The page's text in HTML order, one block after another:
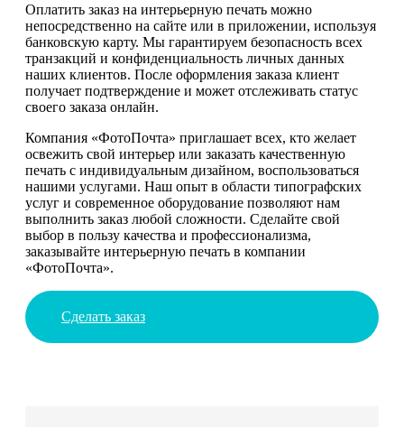
Оплатить заказ на интерьерную печать можно
непосредственно на сайте или в приложении, используя
банковскую карту. Мы гарантируем безопасность всех
транзакций и конфиденциальность личных данных
наших клиентов. После оформления заказа клиент
получает подтверждение и может отслеживать статус
своего заказа онлайн.
Компания «ФотоПочта» приглашает всех, кто желает
освежить свой интерьер или заказать качественную
печать с индивидуальным дизайном, воспользоваться
нашими услугами. Наш опыт в области типографских
услуг и современное оборудование позволяют нам
выполнить заказ любой сложности. Сделайте свой
выбор в пользу качества и профессионализма,
заказывайте интерьерную печать в компании
«ФотоПочта».
Сделать заказ